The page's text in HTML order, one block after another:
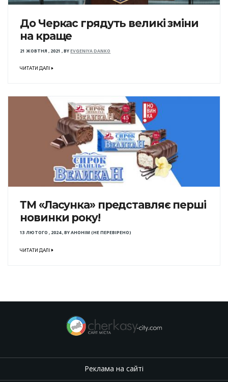
До Черкас грядуть великі зміни
на краще
21 ЖОВТНЯ , 2021 ,BYEVGENIYA DANKO
ЧИТАТИ ДАЛІ
ТМ «Ласунка» представляє перші
новинки року!
13 ЛЮТОГО , 2024,BYАНОНІМ (НЕ ПЕРЕВІРЕНО)
ЧИТАТИ ДАЛІ
Реклама на сайті